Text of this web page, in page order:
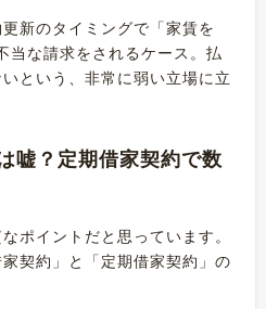
新のタイミングで「家賃を
当な請求をされるケース。払
という、非常に弱い立場に立
嘘？定期借家契約で数
ポイントだと思っています。
契約」と「定期借家契約」の